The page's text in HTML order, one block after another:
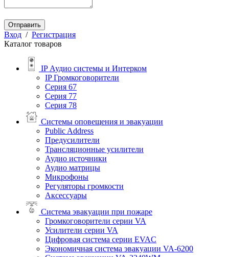
Отправить
Вход / Регистрация
Каталог товаров
IP Аудио системы и Интерком
IP Громкоговорители
Серия 67
Серия 77
Серия 78
Системы оповещения и эвакуации
Public Address
Предусилители
Трансляционные усилители
Аудио источники
Аудио матрицы
Микрофоны
Регуляторы громкости
Аксессуары
Система эвакуации при пожаре
Громкоговорители серии VA
Усилители серии VA
Цифровая система серии EVAC
Экономичная система эвакуации VA-6200